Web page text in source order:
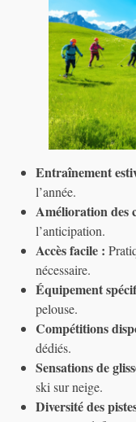
Entraînement
l’année.
Amélioration des
l’anticipation.
Accès facile :
nécessaire.
Équipement
pelouse.
Compétitions
dédiés.
Sensations de
ski sur neige.
Diversité des